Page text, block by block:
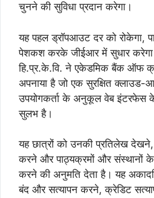
चुनने की सुविधा प्रदान करेगा।
यह पहल ड्रॉपआउट दर को रोकेगा,
पेशकश करके जीईआर में सुधार
हि.प्र.के.वि. ने एकेडमिक बैंक ऑफ
अपनाया है जो एक सुरक्षित क्लाउड-
उपयोगकर्ता के अनुकूल वेब इंटरफेस
सुलभ है।
यह छात्रों को उनकी प्रतिलेख
करने और पाठ्यक्रमों और संस्थानों के
करने की अनुमति देता है। यह
बंद और सत्यापन करने, क्रेडिट